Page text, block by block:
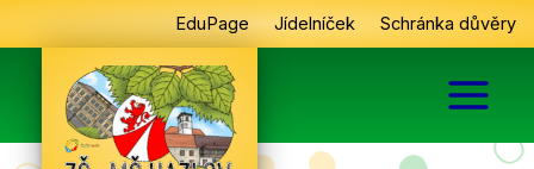
na
EduPage Jídelníček Schránka důvěry